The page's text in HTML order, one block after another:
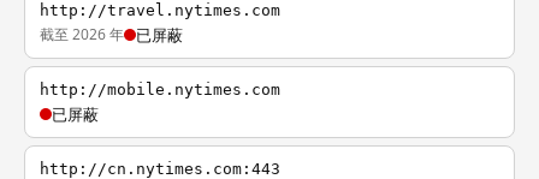
http://travel.nytimes.com
截至 2026 年 已屏蔽
http://mobile.nytimes.com
已屏蔽
http://cn.nytimes.com:443